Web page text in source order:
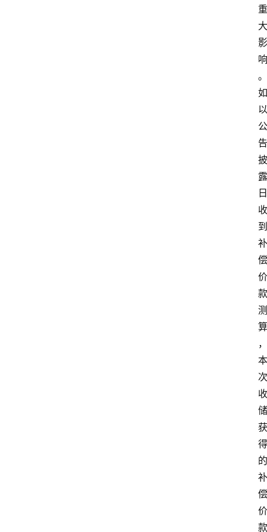
重
大
影
响
。
如
以
公
告
披
露
日
收
到
补
偿
价
款
测
算
，
本
次
收
储
获
得
的
补
偿
价
款